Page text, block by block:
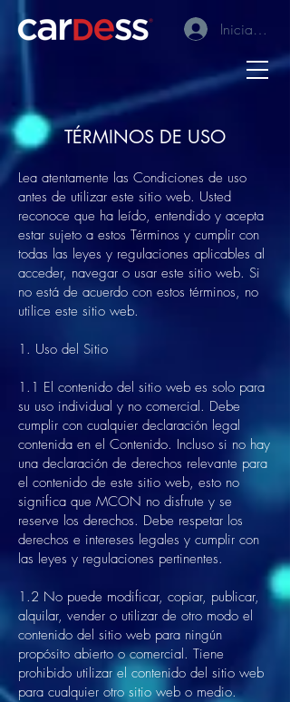
Iniciar sesión
TÉRMINOS DE USO
Lea atentamente las Condiciones de uso
antes de utilizar este sitio web. Usted
reconoce que ha leído, entendido y acepta
estar sujeto a estos Términos y cumplir con
todas las leyes y regulaciones aplicables al
acceder, navegar o usar este sitio web. Si
no está de acuerdo con estos términos, no
utilice este sitio web.
1. Uso del Sitio
1.1 El contenido del sitio web es solo para
su uso individual y no comercial. Debe
cumplir con cualquier declaración legal
contenida en el Contenido. Incluso si no hay
una declaración de derechos relevante para
el contenido de este sitio web, esto no
significa que MCON no disfrute y se
reserve los derechos. Debe respetar los
derechos e intereses legales y cumplir con
las leyes y regulaciones pertinentes.
1.2 No puede modificar, copiar, publicar,
alquilar, vender o utilizar de otro modo el
contenido del sitio web para ningún
propósito abierto o comercial. Tiene
prohibido utilizar el contenido del sitio web
para cualquier otro sitio web o medio.